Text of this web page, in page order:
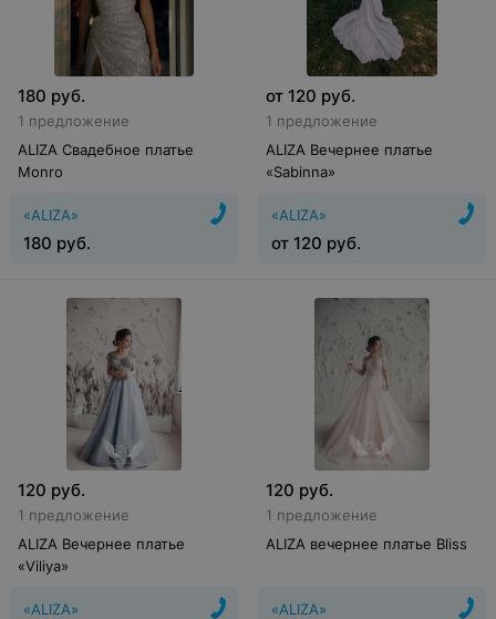
180 руб.
1 предложение
ALIZA Свадебное платье
Monro
«ALIZA»
180 руб.
от 120 руб.
1 предложение
ALIZA Вечернее платье
«Sabinna»
«ALIZA»
от 120 руб.
120 руб.
1 предложение
ALIZA Вечернее платье
«Viliya»
«ALIZA»
120 руб.
1 предложение
ALIZA вечернее платье Bliss
«ALIZA»